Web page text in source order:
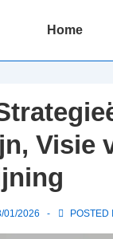
Main
Home
Visie
01/2026 POSTED